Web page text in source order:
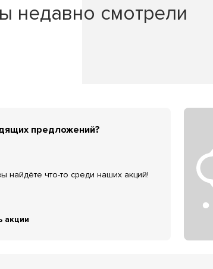
недавно смотрели
предложений?
найдёте что-то среди наших акций!
акции